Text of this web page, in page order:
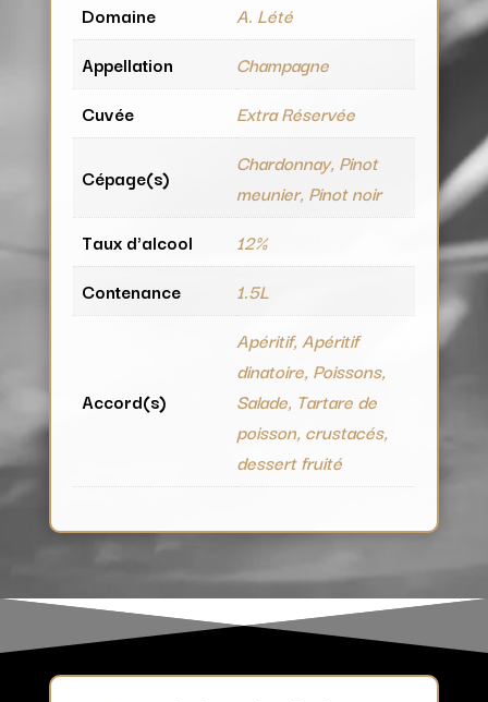
Domaine
A. Lété
Appellation
Champagne
Cuvée
Extra Réservée
Cépage(s)
Chardonnay, Pinot
meunier, Pinot noir
Taux d'alcool
12%
Contenance
1.5L
Accord(s)
Apéritif, Apéritif
dinatoire, Poissons,
Salade, Tartare de
poisson, crustacés,
dessert fruité